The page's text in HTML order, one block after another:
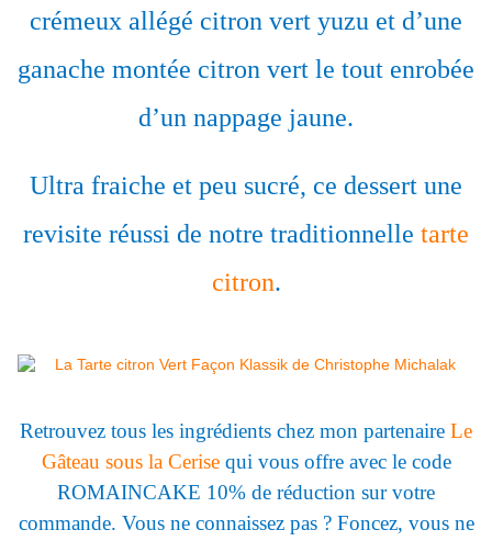
crémeux allégé citron vert yuzu et d’une
ganache montée citron vert le tout enrobée
d’un nappage jaune.
Ultra fraiche et peu sucré, ce dessert une
revisite réussi de notre traditionnelle tarte
citron.
Retrouvez tous les ingrédients chez mon partenaire Le
Gâteau sous la Cerisequi vous offre avec le code
ROMAINCAKE 10% de réduction sur votre
commande. Vous ne connaissez pas ? Foncez, vous ne